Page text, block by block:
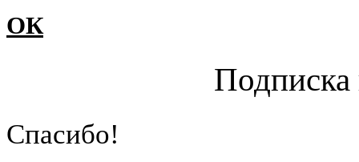
ОК
Подписка
Cпасибо!